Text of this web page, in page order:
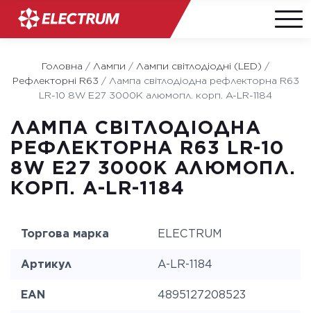
content
Головна / Лампи / Лампи світлодіодні (LED) /
Рефлекторні R63 / Лампа світлодіодна рефлекторна R63
LR-10 8W E27 3000K алюмопл. корп. A-LR-1184
ЛАМПА СВІТЛОДІОДНА
РЕФЛЕКТОРНА R63 LR-10
8W E27 3000K АЛЮМОПЛ.
КОРП. A-LR-1184
Торгова марка ELECTRUM
Артикул A-LR-1184
EAN 4895127208523